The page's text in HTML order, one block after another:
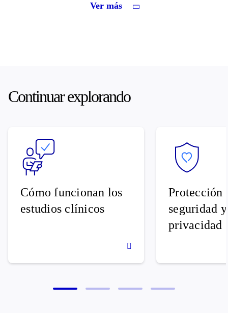
Ver más
Continuar explorando
Cómo funcionan los
estudios clínicos
Protección
seguridad y
privacidad